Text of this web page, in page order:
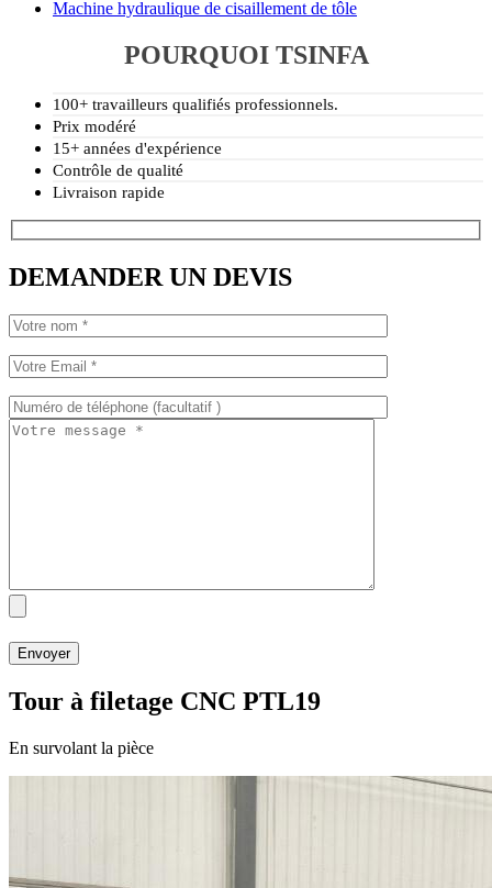
Machine hydraulique de cisaillement de tôle
POURQUOI TSINFA
100+ travailleurs qualifiés professionnels.
Prix modéré
15+ années d'expérience
Contrôle de qualité
Livraison rapide
DEMANDER UN DEVIS
Tour à filetage CNC PTL19
En survolant la pièce